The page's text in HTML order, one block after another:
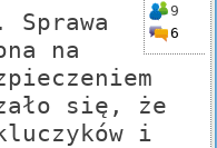
9
6
na
się, że
i